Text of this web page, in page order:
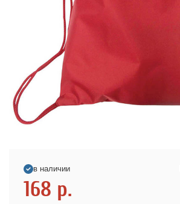
в наличии
168 р.